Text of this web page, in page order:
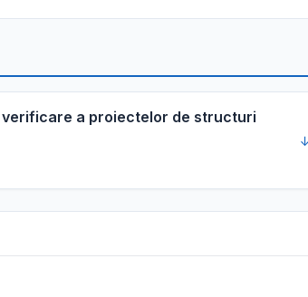
a proiectelor de structuri